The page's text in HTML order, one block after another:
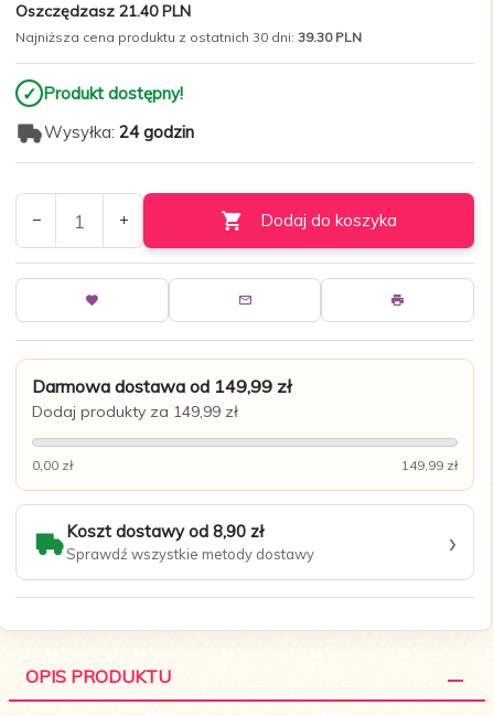
Oszczędzasz 21.40 PLN
Najniższa cena produktu z ostatnich 30 dni: 39.30 PLN
✓ Produkt dostępny!
Wysyłka: 24 godzin
Dodaj do koszyka
Darmowa dostawa od 149,99 zł
Dodaj produkty za 149,99 zł
0,00 zł 149,99 zł
Koszt dostawy od 8,90 zł
Sprawdź wszystkie metody dostawy ›
OPIS PRODUKTU